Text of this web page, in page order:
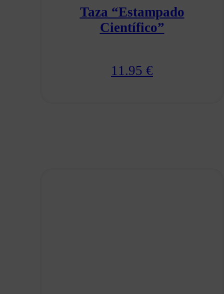
Taza “Estampado
Científico”
11.95 €